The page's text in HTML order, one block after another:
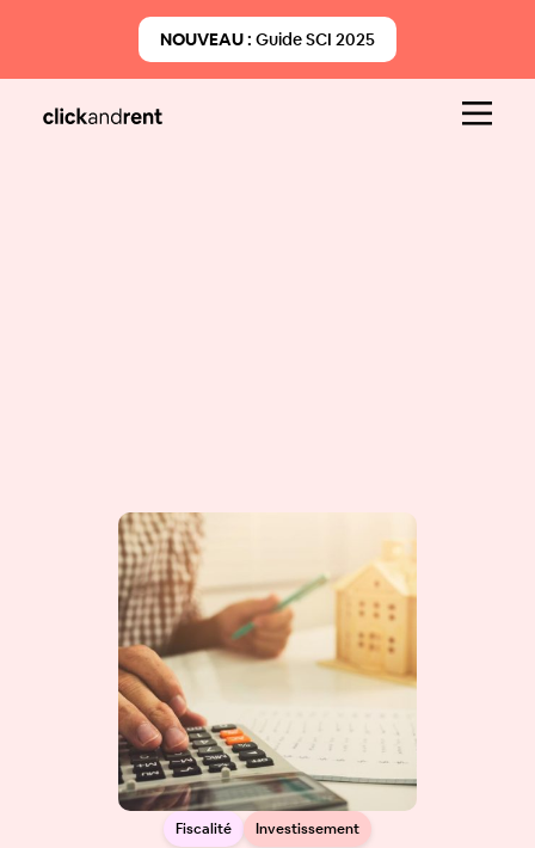
NOUVEAU : Guide SCI 2025
Fiscalité Investissement